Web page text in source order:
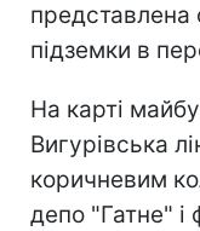
представлена
підземки в
На карті
Вигурівська
коричневим
депо "Гатне" і